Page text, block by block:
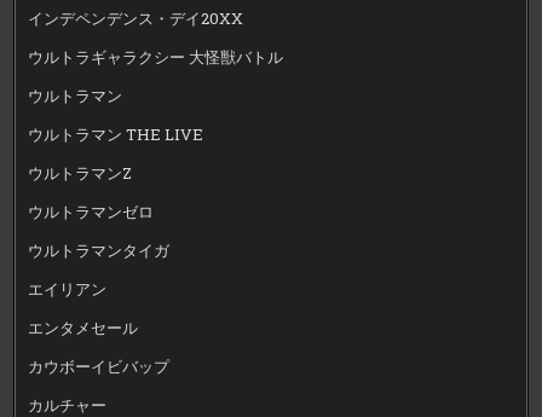
インデペンデンス・デイ20XX
ウルトラギャラクシー 大怪獣バトル
ウルトラマン
ウルトラマン THE LIVE
ウルトラマンZ
ウルトラマンゼロ
ウルトラマンタイガ
エイリアン
エンタメセール
カウボーイビバップ
カルチャー